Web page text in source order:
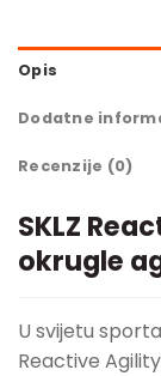
Opis
Dodatne
Recenzije (0)
SKLZ
okrugle
U svijetu
Reactive